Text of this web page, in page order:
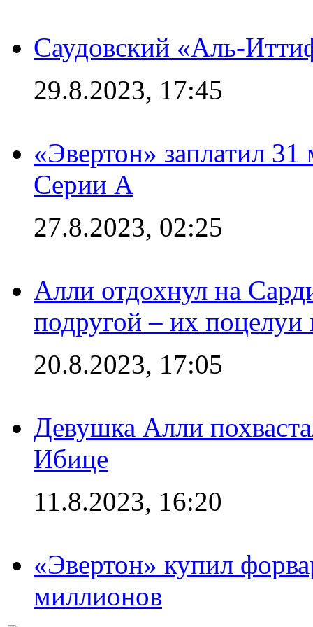
Саудовский «Аль-
29.8.2023, 17:45
«Эвертон» заплатил
Серии А
27.8.2023, 02:25
Алли отдохнул на
подругой – их поцелуи
20.8.2023, 17:05
Девушка Алли
Ибице
11.8.2023, 16:20
«Эвертон» купил
миллионов